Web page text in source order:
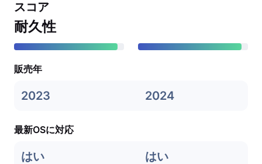
スコア
耐久性
販売年
2023 2024
最新OSに対応
はい はい